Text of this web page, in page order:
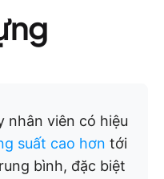
nhân viên có hiệu
suất cao hơn tới
bình, đặc biệt